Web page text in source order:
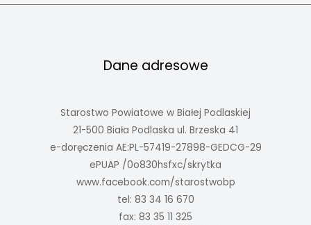
Dane adresowe
Starostwo Powiatowe w Białej Podlaskiej
21-500 Biała Podlaska ul. Brzeska 41
e-doręczenia AE:PL-57419-27898-GEDCG-29
ePUAP /0o830hsfxc/skrytka
www.facebook.com/starostwobp
tel: 83 34 16 670
fax: 83 35 11 325